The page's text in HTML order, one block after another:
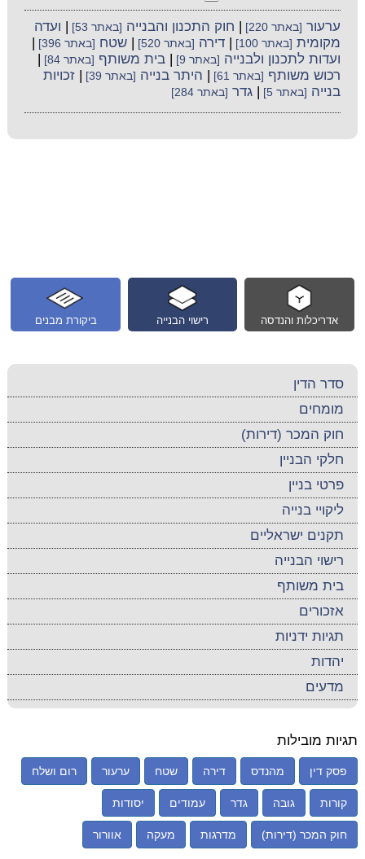
ערעור [באתר 220] חוק התכנון והבנייה [באתר 53]
ועדה
מקומית [באתר 100] |דירה [באתר 520] |שטח [באתר 396]
ועדות לתכנון ולבנייה [באתר 9] |בית משותף [באתר 84]
רכוש משותף [באתר 61] היתר בנייה [באתר 39] |זכויות
בנייה [באתר 5] |גדר [באתר 284]
ביקורת מבנים רישוי הבנייה אדריכלות והנדסה
סדר הדין
מומחים
חוק המכר (דירות)
חלקי הבניין
פרטי בניין
ליקויי בנייה
תקנים ישראליים
רישוי הבנייה
בית משותף
אזכורים
תגיות ידניות
יהדות
מדעים
תגיות מובילות
פסק דין מהנדס דירה שטח ערעור רום ושלח
קורות גובה גדר עמודים יסודות
חוק המכר (דירות) מדרגות מעקה אוורור